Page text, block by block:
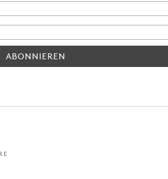
ABONNIEREN